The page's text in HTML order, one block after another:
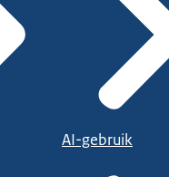
AI-gebruik